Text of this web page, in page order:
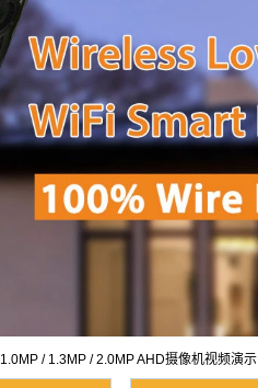
1.0MP / 1.3MP / 2.0MP AHD摄像机视频演示